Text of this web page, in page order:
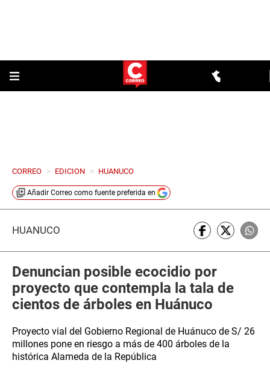
CORREO > EDICION > HUANUCO
Añadir Correo como fuente preferida en
HUÁNUCO
Denuncian posible ecocidio por
proyecto que contempla la tala de
cientos de árboles en Huánuco
Proyecto vial del Gobierno Regional de Huánuco de S/ 26
millones pone en riesgo a más de 400 árboles de la
histórica Alameda de la República